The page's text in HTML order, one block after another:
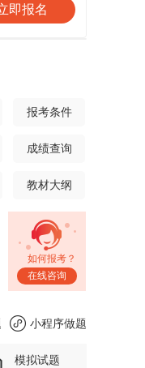
即报名
报考条件
成绩查询
教材大纲
如何报考？
在线咨询
小程序做题
模拟试题